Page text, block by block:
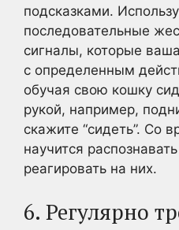
подсказками.
последовательные
сигналы, которые
с определенным
обучая свою кошку
рукой, например,
скажите “сидеть”. Со
научится
реагировать на них.
6. Регулярно